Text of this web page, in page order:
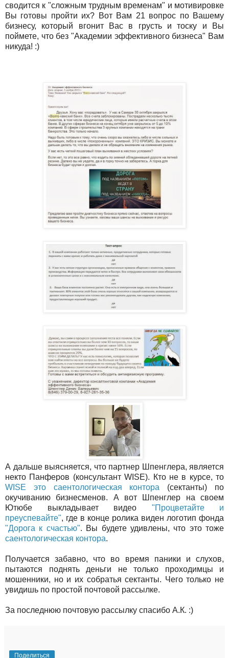
сводится к "сложным трудным временам" и мотивировке
Вы готовы пройти их? Вот Вам 21 вопрос по Вашему
бизнесу, который вгонит Вас в грусть и тоску и Вы
поймете, что без "Академии эффективного бизнеса" Вам
никуда! :)
А дальше выясняется, что партнер Шпенглера, является
некто Панферов (консультант WISE). Кто не в курсе, то
WISE это саентологическая контора (сектанты) по
окучиванию бизнесменов. А вот Шпенглер на своем
Ютюбе выкладывает видео "Процветайте и
преуспевайте", где в конце ролика виден логотип фонда
"Дорога к счастью". Вы будете удивлены, что это тоже
саентологическая контора.
Получается забавно, что во время паники и слухов,
пытаются поднять деньги не только проходимцы и
мошенники, но и их собратья сектанты. Чего только не
увидишь по простой почтовой рассылке.
За последнюю почтовую рассылку спасибо А.К. :)
Поделиться